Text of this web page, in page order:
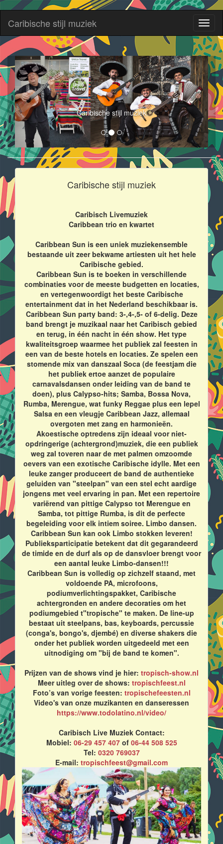
Caribische stijl muziek
Caribische stijl muziek
Caribische stijl muziek
Caribisch Livemuziek
Caribbean trio en kwartet
Caribbean Sun is een uniek muziekensemble
bestaande uit zeer bekwame artiesten uit het hele
Caribische gebied.
Caribbean Sun is te boeken in verschillende
combinaties voor de meeste budgetten en locaties,
en vertegenwoordigt het beste Caribische
entertainment dat in het Nederland beschikbaar is.
Caribbean Sun party band: 3-,4-,5- of 6-delig. Deze
band brengt je muzikaal naar het Caribisch gebied
en terug, in één nacht in één show. Het type
kwaliteitsgroep waarmee het publiek zal feesten in
een van de beste hotels en locaties. Ze spelen een
stomende mix van danszaal Soca (de feestjam die
het publiek ertoe aanzet de populaire
carnavalsdansen onder leiding van de band te
doen), plus Calypso-hits; Samba, Bossa Nova,
Rumba, Merengue, wat funky Reggae plus een lepel
Salsa en een vleugje Caribbean Jazz, allemaal
overgoten met zang en harmonieën.
Akoestische optredens zijn ideaal voor niet-
opdringerige (achtergrond)muziek, die een publiek
weg zal toveren naar de met palmen omzoomde
oevers van een exotische Caribische idylle. Met een
leuke zanger produceert de band de authentieke
geluiden van "steelpan" van een stel echt aardige
jongens met veel ervaring in pan. Met een repertoire
variërend van pittige Calypso tot Merengue en
Samba, tot pittige Rumba, is dit de perfecte
begeleiding voor elk intiem soiree. Limbo dansen.
Caribbean Sun kan ook Limbo stokken leveren!
Publieksparticipatie betekent dat dit gegarandeerd
de timide en de durf als op de dansvloer brengt voor
een aantal leuke Limbo-dansen!!!
Caribbean Sun is volledig op zichzelf staand, met
voldoende PA, microfoons,
podiumverlichtingspakket, Caribische
achtergronden en andere decoraties om het
podiumgebied t"tropische" te maken. De line-up
bestaat uit steelpans, bas, keyboards, percussie
(conga's, bongo's, djembé) en diverse shakers die
onder het publiek worden uitgedeeld met een
uitnodiging om "bij de band te komen".
Prijzen van de shows vind je hier: tropisch-show.nl
Meer uitleg over de shows: tropischfeest.nl
Foto’s van vorige feesten: tropischefeesten.nl
Video's van onze muzikanten en danseressen
https://www.todolatino.nl/video/
Caribisch Live Muziek Contact:
Mobiel: 06-29 457 407of 06-44 508 525
Tel: 0320 769037
E-mail: tropischfeest@gmail.com